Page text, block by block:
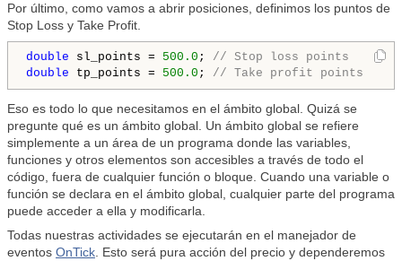
Por último, como vamos a abrir posiciones, definimos los puntos de
Stop Loss y Take Profit.
double sl_points = 500.0 ; // Stop loss points
double tp_points = 500.0 ; // Take profit points
Eso es todo lo que necesitamos en el ámbito global. Quizá se
pregunte qué es un ámbito global. Un ámbito global se refiere
simplemente a un área de un programa donde las variables,
funciones y otros elementos son accesibles a través de todo el
código, fuera de cualquier función o bloque. Cuando una variable o
función se declara en el ámbito global, cualquier parte del programa
puede acceder a ella y modificarla.
Todas nuestras actividades se ejecutarán en el manejador de
eventos OnTick. Esto será pura acción del precio y dependeremos